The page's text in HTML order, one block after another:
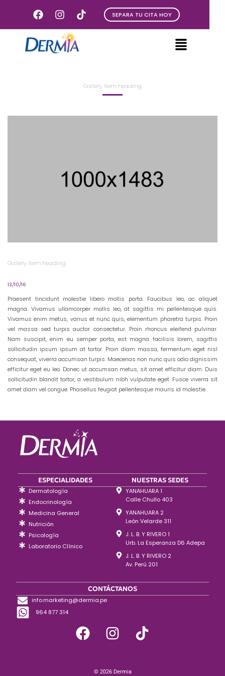
SEPARA TU CITA HOY
Gallery item heading
Gallery item heading
13/10/16
Praesent tincidunt molestie libero mollis porta. Faucibus leo, ac aliquet
magna. Vivamus ullamcorper mollis leo, at sagittis mi pellentesque quis.
Vivamus enim metus, varius et nunc quis, elementum pharetra turpis. Proin
vel massa sed turpis auctor consectetur. Proin rhoncus eleifend pulvinar.
Nam suscipit, enim eu semper porta, est magna facilisis lorem, sagittis
sollicitudin ipsum ipsum at tortor. Proin diam massa, fermentum eget nisl
consequat, viverra accumsan turpis. Maecenas non nunc quis odio dignissim
efficitur eget eu leo. Donec ut accumsan metus, sit amet efficitur diam. Duis
sollicitudin blandit tortor, a vestibulum nibh vulputate eget. Fusce viverra sit
amet diam vel congue. Phasellus feugiat pellentesque mauris id molestie.
ESPECIALIDADES
Dermatología
Endocrinología
Medicina General
Nutrición
Psicología
Laboratorio Clínico
NUESTRAS SEDES
YANAHUARA 1
Calle Chullo 403
YANAHUARA 2
León Velarde 311
J. L. B. Y RIVERO 1
Urb. La Esperanza D6 Adepa
J. L. B. Y RIVERO 2
Av. Perú 201
CONTÁCTANOS
info.marketing@dermia.pe
964 877 314
© 2026 Dermia